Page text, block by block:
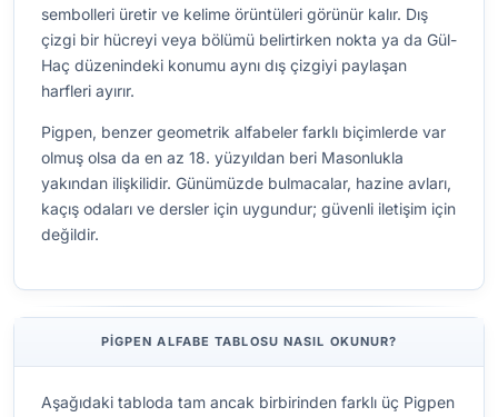
sembolleri üretir ve kelime örüntüleri görünür kalır. Dış
çizgi bir hücreyi veya bölümü belirtirken nokta ya da Gül-
Haç düzenindeki konumu aynı dış çizgiyi paylaşan
harfleri ayırır.
Pigpen, benzer geometrik alfabeler farklı biçimlerde var
olmuş olsa da en az 18. yüzyıldan beri Masonlukla
yakından ilişkilidir. Günümüzde bulmacalar, hazine avları,
kaçış odaları ve dersler için uygundur; güvenli iletişim için
değildir.
PIGPEN ALFABE TABLOSU NASIL OKUNUR?
Aşağıdaki tabloda tam ancak birbirinden farklı üç Pigpen